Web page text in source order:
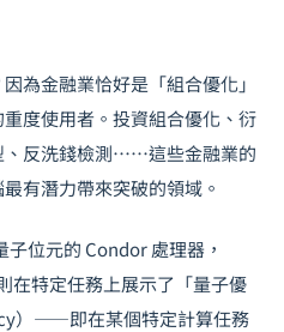
為金融業恰好是「組合優化」
度使用者。投資組合優化、衍
、反洗錢檢測……這些金融業的
有潛力帶來突破的領域。
子位元的 Condor 處理器，
在特定任務上展示了「量子優
）——即在某個特定計算任務